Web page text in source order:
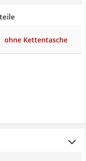
ohne Kettentasche